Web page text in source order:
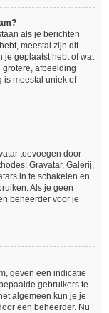
als je berichten
meestal zijn dit
je geplaatst hebt of wat
afbeelding
is meestal uniek of
toevoegen door
Gravatar, Galerij,
in te schakelen en
Als je geen
beheerder voor je
geven een indicatie
gebruikers te
algemeen kun je je
een beheerder. Nu